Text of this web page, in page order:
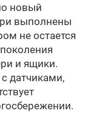
новый
выполнены
не остается
и ящики.
датчиками,